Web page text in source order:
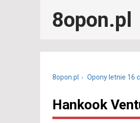
8opon.pl
8opon.pl Opony letnie 16
Hankook